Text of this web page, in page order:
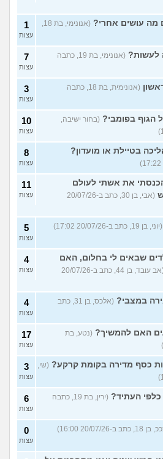
מה עושים אחרי?
(אנונימי, בת 18,
1
עצות
לעשות?
(אנונימי, בת 19, כתבה
7
עצות
(אנונימית, בת 18, כתבה
3
עצות
הגוף בפומבי? (בחור ישיבה,
10
עצות
בטיילת או מועדון? 8
עצות
את אשתי לעולם
(אבי, בן 30, כתב ב-20/07/26
11
עצות
(יוני, בן 19, כתב ב-20/07/26 17:02) 5
עצות
שבאים לי בחלום, האם
(אב עובד, בן 44, כתב ב-20/07/26
4
עצות
במצבי?
(אלכס, בן 31, כתב
4
עצות
האם להמשיך? (נטע, בת
17
עצות
כסף מדירה בקומת קרקע? (שי,
3
עצות
העתיד?
(ירין, בת 19, כתבה
6
עצות
ב-20/07/26 16:00) 0
עצות